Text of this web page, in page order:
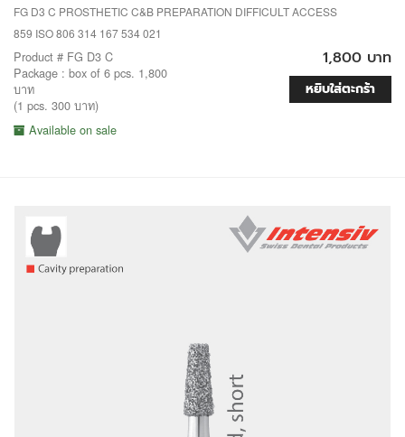
FG D3 C PROSTHETIC C&B PREPARATION DIFFICULT ACCESS
859 ISO 806 314 167 534 021
Product # FG D3 C
Package : box of 6 pcs. 1,800
บาท
(1 pcs. 300 บาท)
Available on sale
1,800 บาท
หยิบใส่ตะกร้า